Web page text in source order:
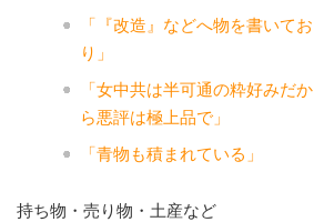
「『改造』などへ物を書いてお
り」
「女中共は半可通の粋好みだか
ら悪評は極上品で」
「青物も積まれている」
持ち物・売り物・土産など